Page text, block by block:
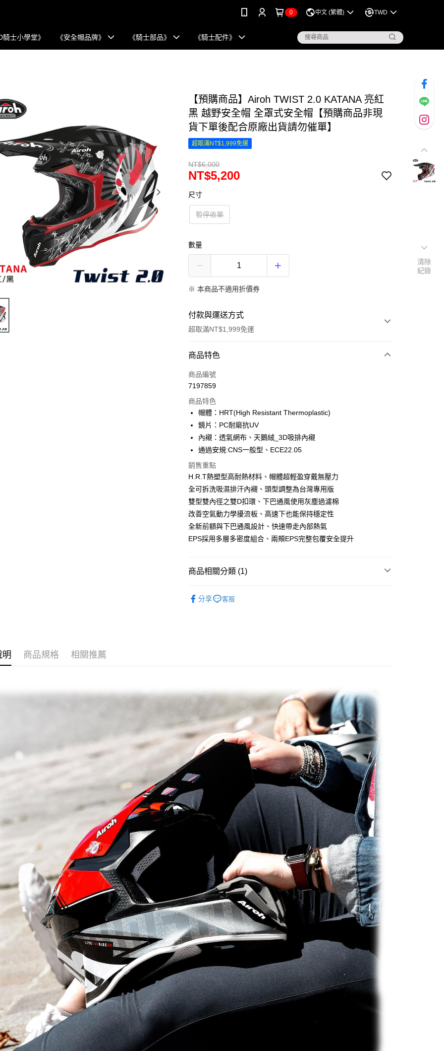
0 中文 (繁體) TWD
騎士小學堂》 《安全帽品牌》 《騎士部品》 《騎士配件》
【預購商品】Airoh TWIST 2.0 KATANA 亮紅
黑 越野安全帽 全罩式安全帽【預購商品非現
貨下單後配合原廠出貨請勿催單】
超取滿NT$1,999免運
NT$6,000
NT$5,200
尺寸
暫停收單
數量
※ 本商品不適用折價券
付款與運送方式
超取滿NT$1,999免運
付款方式
信用卡一次付款
3 期 0 利率 每期
合作金庫商業銀行
華南商業銀行
彰化商業銀行
國泰世華商業銀行
兆豐國際商業銀行
臺灣中小企業銀行
匯豐（台灣）商業銀行
華泰商業銀行
聯邦商業銀行
遠東國際商業銀行
玉山商業銀行
星展（台灣）商業銀行
台新國際商業銀行
中國信託商業銀行
台灣樂天信用卡公司
超商取貨付款
Apple Pay
街口支付
悠遊付
Google Pay
全盈+PAY
相關說明
【大哥付你分期使用說明】
2.付款方式選擇「大哥付你分期」，訂單成立後會自動跳轉到大哥付的交易
流程，驗證手機門號後，選擇欲分期的期數、繳款截止日，確認付款後即
帳／街口支付／iPASS MONEY」等通路繳費。
1.本服務係由「台灣大哥大股份有限公司」（以下簡稱本公司）所提供，讓
用戶於交易時，得透過本服務購買商品或服務，並由商店將買賣／分期付
款買賣價金債權讓與本公司後，依約使用本公司帳單繳交帳款。
2.基於同意付款使用「大哥付你分期」之契約關係目的，商店將以您的個人
資料（包含姓名、電話或地址）提供予台灣大哥大進項蒐集、處理及利
用，由本公司與您本人進行分期帳單所需資料之確認、核對及更正。
3.完整用戶服務條款，請詳閱以下連結：https://oppay.tw/userRule
相關說明
【關於「AFTEE先享後付」】
２．訂單成立數日內，您將收到繳費通知簡訊。
３．收到繳費通知簡訊後14天內，點擊此簡訊中的連結，可透過四大超商
／ATM／網路銀行／等多元方式進行付款，方視為交易完成。
※ 請注意：結帳手續完成當下不需立刻繳費，但若您需要取消訂單，請聯
絡購買商品的店家。未經商家同意取消之訂單仍視為有效，需透過AFTEE
先享後付繳納相關費用。
※ 交易是否成功請以「AFTEE先享後付 」之結帳頁面顯示為準，若有關於
是否繳費成功／繳費後需取消欲退款等相關疑問，請聯繫「AFTEE先享後
https://netprotections.freshdesk.com/support/home
【注意事項】
１．透過由恩沛科技股份有限公司提供之「AFTEE先享後付」服務完成之
交易，需依本服務之必要範圍內提供個人資料，並將交易相關給付款項請
求債權轉讓予恩沛科技股份有限公司。
２．關於個人資料處理事宜，請瀏覽以下網址：
https://aftee.tw/terms/#terms3
３．未成年的使用者請事先徵得法定代理人或監護人之同意方可使用
「AFTEE先享後付」，若未經同意申辦者引起之損失，本公司不負相關責
４．使用「AFTEE先享後付」時，將依據個別帳號之用戶狀況，依本公司
即時審查核予不同之上限額度；若仍有額度不足之情形，本公司將視審查
結果請求用戶進行身份認證。
５．嚴禁一人註冊多個帳號或使用他人資訊註冊。若發現惡意使用之情
形，恩沛科技股份有限公司將有權停止該用戶之使用額度並採取法律行
動。
付款後全家取貨
每筆NT$80，滿NT$1,999(含以上)免運費
7-11取貨付款
每筆NT$80，滿NT$1,999(含以上)免運費
付款後7-11取貨
每筆NT$80，滿NT$1,999(含以上)免運費
宅配
每筆NT$80，滿NT$1,999(含以上)免運費
商品特色
商品編號
7197859
商品特色
帽體：HRT(High Resistant Thermoplastic)
鏡片：PC耐磨抗UV
內襯：透氣網布、天鵝絨_3D吸排內襯
通過安規:CNS一般型、ECE22.05
銷售重點
H.R.T熱塑型高耐熱材料、帽體超輕盈穿戴無壓力
全可拆洗吸濕排汗內襯、頭型調整為台灣專用版
雙型雙內徑之雙D扣環、下巴通風使用灰塵過濾棉
改善空氣動力學擾流板、高速下也能保持穩定性
全新前額與下巴通風設計、快速帶走內部熱氣
EPS採用多層多密度組合、兩頰EPS完整包覆安全提升
商品相關分類 (1)
分享
客服
明 商品規格 相關推薦
清除
紀錄